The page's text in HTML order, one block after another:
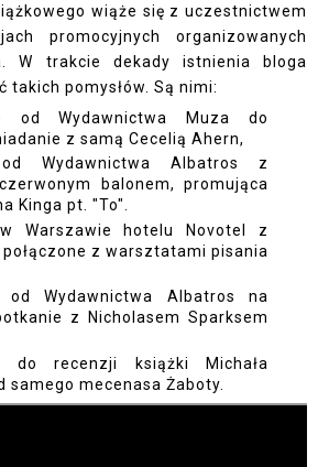
wiąże się z uczestnictwem
promocyjnych organizowanych
W trakcie dekady istnienia bloga
takich pomysłów. Są nimi:
od Wydawnictwa Muza do
z samą Cecelią Ahern,
od Wydawnictwa Albatros z
balonem, promująca
Kinga pt. "To".
Warszawie hotelu Novotel z
połączone z warsztatami pisania
od Wydawnictwa Albatros na
z Nicholasem Sparksem
do recenzji książki Michała
samego mecenasa Żaboty.